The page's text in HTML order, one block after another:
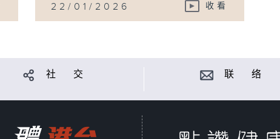
22/01/2026 收看
社 交 联 络